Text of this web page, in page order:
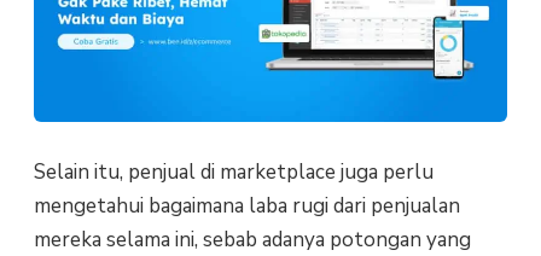
Selain itu, penjual di marketplace juga perlu
mengetahui bagaimana laba rugi dari penjualan
mereka selama ini, sebab adanya potongan yang